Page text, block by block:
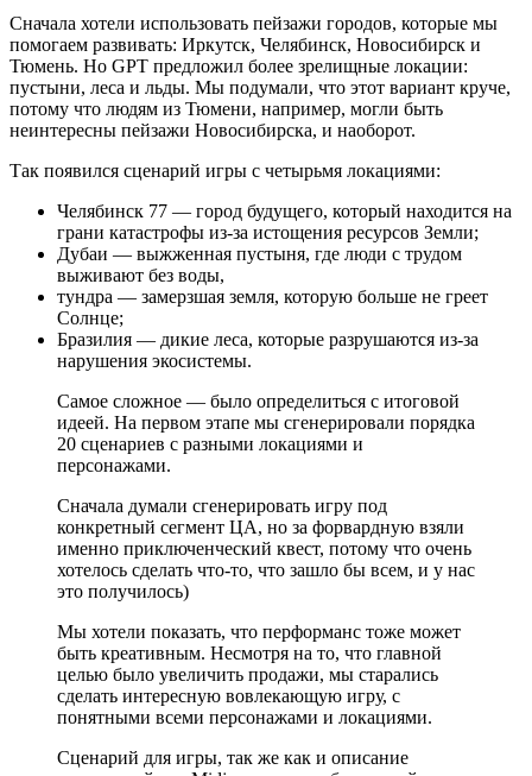
Сначала хотели использовать пейзажи городов, которые мы
помогаем развивать: Иркутск, Челябинск, Новосибирск и
Тюмень. Но GPT предложил более зрелищные локации:
пустыни, леса и льды. Мы подумали, что этот вариант круче,
потому что людям из Тюмени, например, могли быть
неинтересны пейзажи Новосибирска, и наоборот.
Так появился сценарий игры с четырьмя локациями:
Челябинск 77 — город будущего, который находится на
грани катастрофы из-за истощения ресурсов Земли;
Дубаи — выжженная пустыня, где люди с трудом
выживают без воды,
тундра — замерзшая земля, которую больше не греет
Солнце;
Бразилия — дикие леса, которые разрушаются из-за
нарушения экосистемы.
Самое сложное — было определиться с итоговой
идеей. На первом этапе мы сгенерировали порядка
20 сценариев с разными локациями и
персонажами.
Сначала думали сгенерировать игру под
конкретный сегмент ЦА, но за форвардную взяли
именно приключенческий квест, потому что очень
хотелось сделать что-то, что зашло бы всем, и у нас
это получилось)
Мы хотели показать, что перформанс тоже может
быть креативным. Несмотря на то, что главной
целью было увеличить продажи, мы старались
сделать интересную вовлекающую игру, с
понятными всеми персонажами и локациями.
Сценарий для игры, так же как и описание